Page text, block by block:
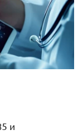
и